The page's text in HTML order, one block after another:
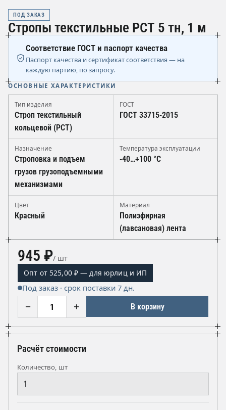
ПОД ЗАКАЗ
Стропы текстильные РСТ 5 тн, 1 м
Соответствие ГОСТ и паспорт качества
Паспорт качества и сертификат соответствия — на
каждую партию, по запросу.
ОСНОВНЫЕ ХАРАКТЕРИСТИКИ
Тип изделия
Строп текстильный
кольцевой (РСТ)
ГОСТ
ГОСТ 33715-2015
Назначение
Строповка и подъем
грузов грузоподъемными
механизмами
Температура эксплуатации
-40…+100 °C
Цвет
Красный
Материал
Полиэфирная
(лавсановая) лента
945 ₽/ шт
Опт от 525,00 ₽ — для юрлиц и ИП
Под заказ · срок поставки 7 дн.
− + В корзину
Расчёт стоимости
Количество, шт